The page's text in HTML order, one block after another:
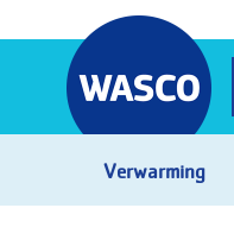
Verwarming